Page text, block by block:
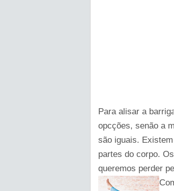
Para alisar a
opcções, senão a
são iguais.
partes do corpo.
queremos perder